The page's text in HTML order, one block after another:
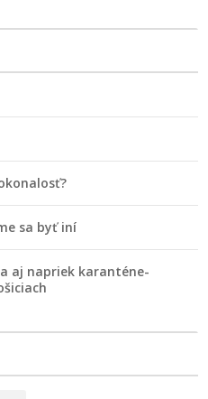
sa byť iní
aj napriek karanténe-